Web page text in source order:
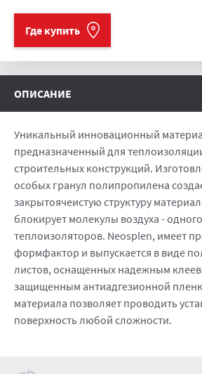
Где купить
ОПИСАНИЕ
Уникальный инновационный
предназначенный для
строительных конструкций.
особых гранул полипропилена
закрытоячеистую структуру
блокирует молекулы воздуха -
теплоизоляторов. Neosplen, имеет
формфактор и выпускается в виде
листов, оснащенных надежным
защищенным антиадгезионной
материала позволяет проводить
поверхность любой сложности.